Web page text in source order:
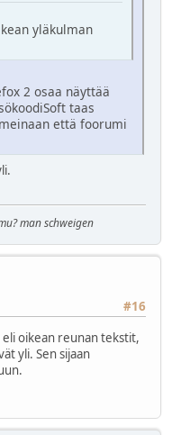
yläkulman
2 osaa näyttää
taas
että foorumi
man schweigen
#16
oikean reunan tekstit,
yli. Sen sijaan